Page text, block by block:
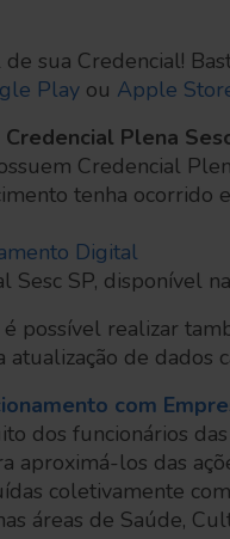
sua Credencial!
Play ou Apple
Plena
Credencial
tenha ocorrido
Digital
Sesc SP, disponível
é possível realizar
de dados
com
dos funcionários
aproximá-los das
coletivamente
áreas de Saúde,